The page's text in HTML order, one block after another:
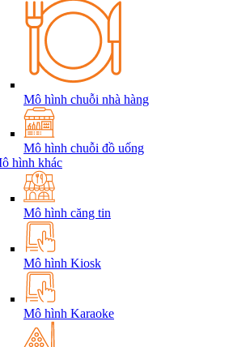
Mô hình chuỗi nhà hàng
Mô hình chuỗi đồ uống
hình khác
Mô hình căng tin
Mô hình Kiosk
Mô hình Karaoke